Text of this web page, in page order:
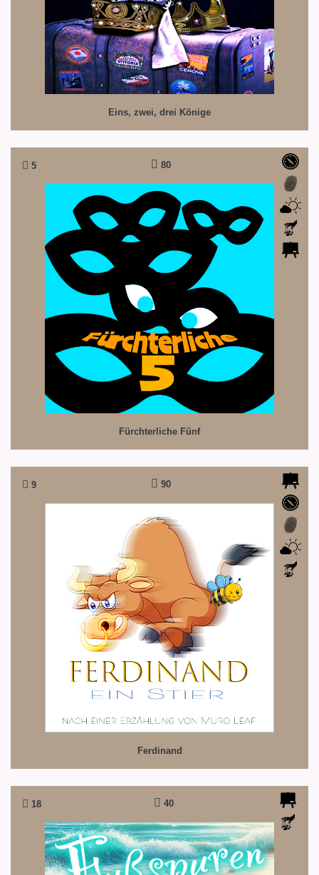
Eins, zwei, drei Könige
5 80
Fürchterliche Fünf
Fürchterliche Fünf
Fünf Außenseiter auf der Suche nach einem Freund!
9 90
Ferdinand
Ferdinand
... dabei liebt der Ferdinand doch Blumen.
18 40